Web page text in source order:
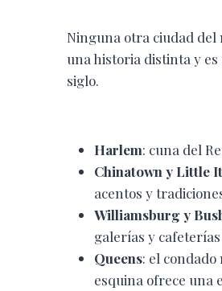
Ninguna otra ciudad del
una historia distinta y
siglo.
Harlem: cuna del
Chinatown y Little
acentos y
Williamsburg y
galerías y
Queens: el condado
esquina ofrece una